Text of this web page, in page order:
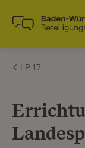
Zum Inhalt
Link zur
LP 17